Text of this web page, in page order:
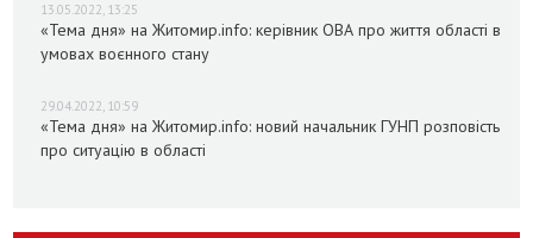
13.05.2022, 13:25
«Тема дня» на Житомир.info: керівник ОВА про життя області в
умовах воєнного стану
29.04.2022, 10:59
«Тема дня» на Житомир.info: новий начальник ГУНП розповість
про ситуацію в області